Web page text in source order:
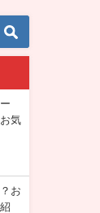
気
お